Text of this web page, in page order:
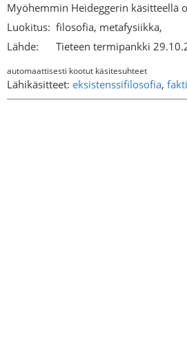
Myöhemmin Heideggerin käsitteellä
Luokitus: filosofia, metafysiikka,
Lähde:
Tieteen termipankki
automaattisesti kootut käsitesuhteet
Lähikäsitteet: eksistenssifilosofia,